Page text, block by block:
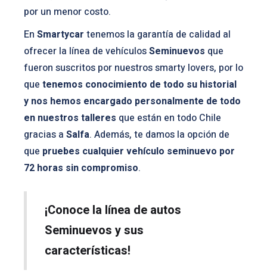
por un menor costo.
En Smartycar tenemos la garantía de calidad al
ofrecer la línea de vehículosSeminuevos que
fueron suscritos por nuestros smarty lovers, por lo
que tenemos conocimiento de todo su historial
y nos hemos encargado personalmente de todo
en nuestros talleres que están en todo Chile
gracias a Salfa. Además, te damos la opción de
que pruebes cualquier vehículo seminuevo por
72 horas sin compromiso.
¡Conoce la línea de autos
Seminuevos y sus
características!